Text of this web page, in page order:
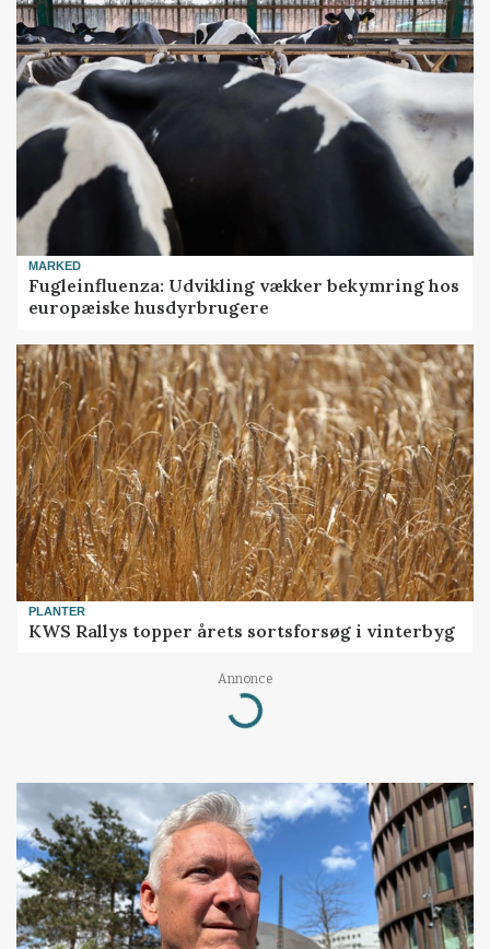
MARKED
Fugleinfluenza: Udvikling vækker bekymring hos
europæiske husdyrbrugere
PLANTER
KWS Rallys topper årets sortsforsøg i vinterbyg
Annonce
Loading...